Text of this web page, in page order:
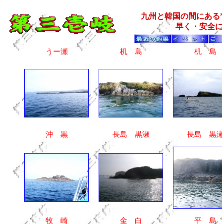
九州と韓国の間にある
早く・安全
うー瀬 机 島 机 島
沖 黒 長島 黒瀬 長島 黒
牧 崎 金 白 平 島